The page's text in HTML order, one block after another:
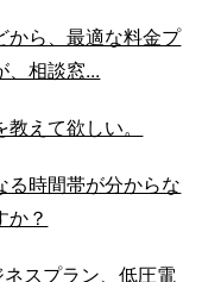
から、最適な料金プ
、相談窓...
えて欲しい。
る時間帯が分からな
か？
スプラン、低圧電